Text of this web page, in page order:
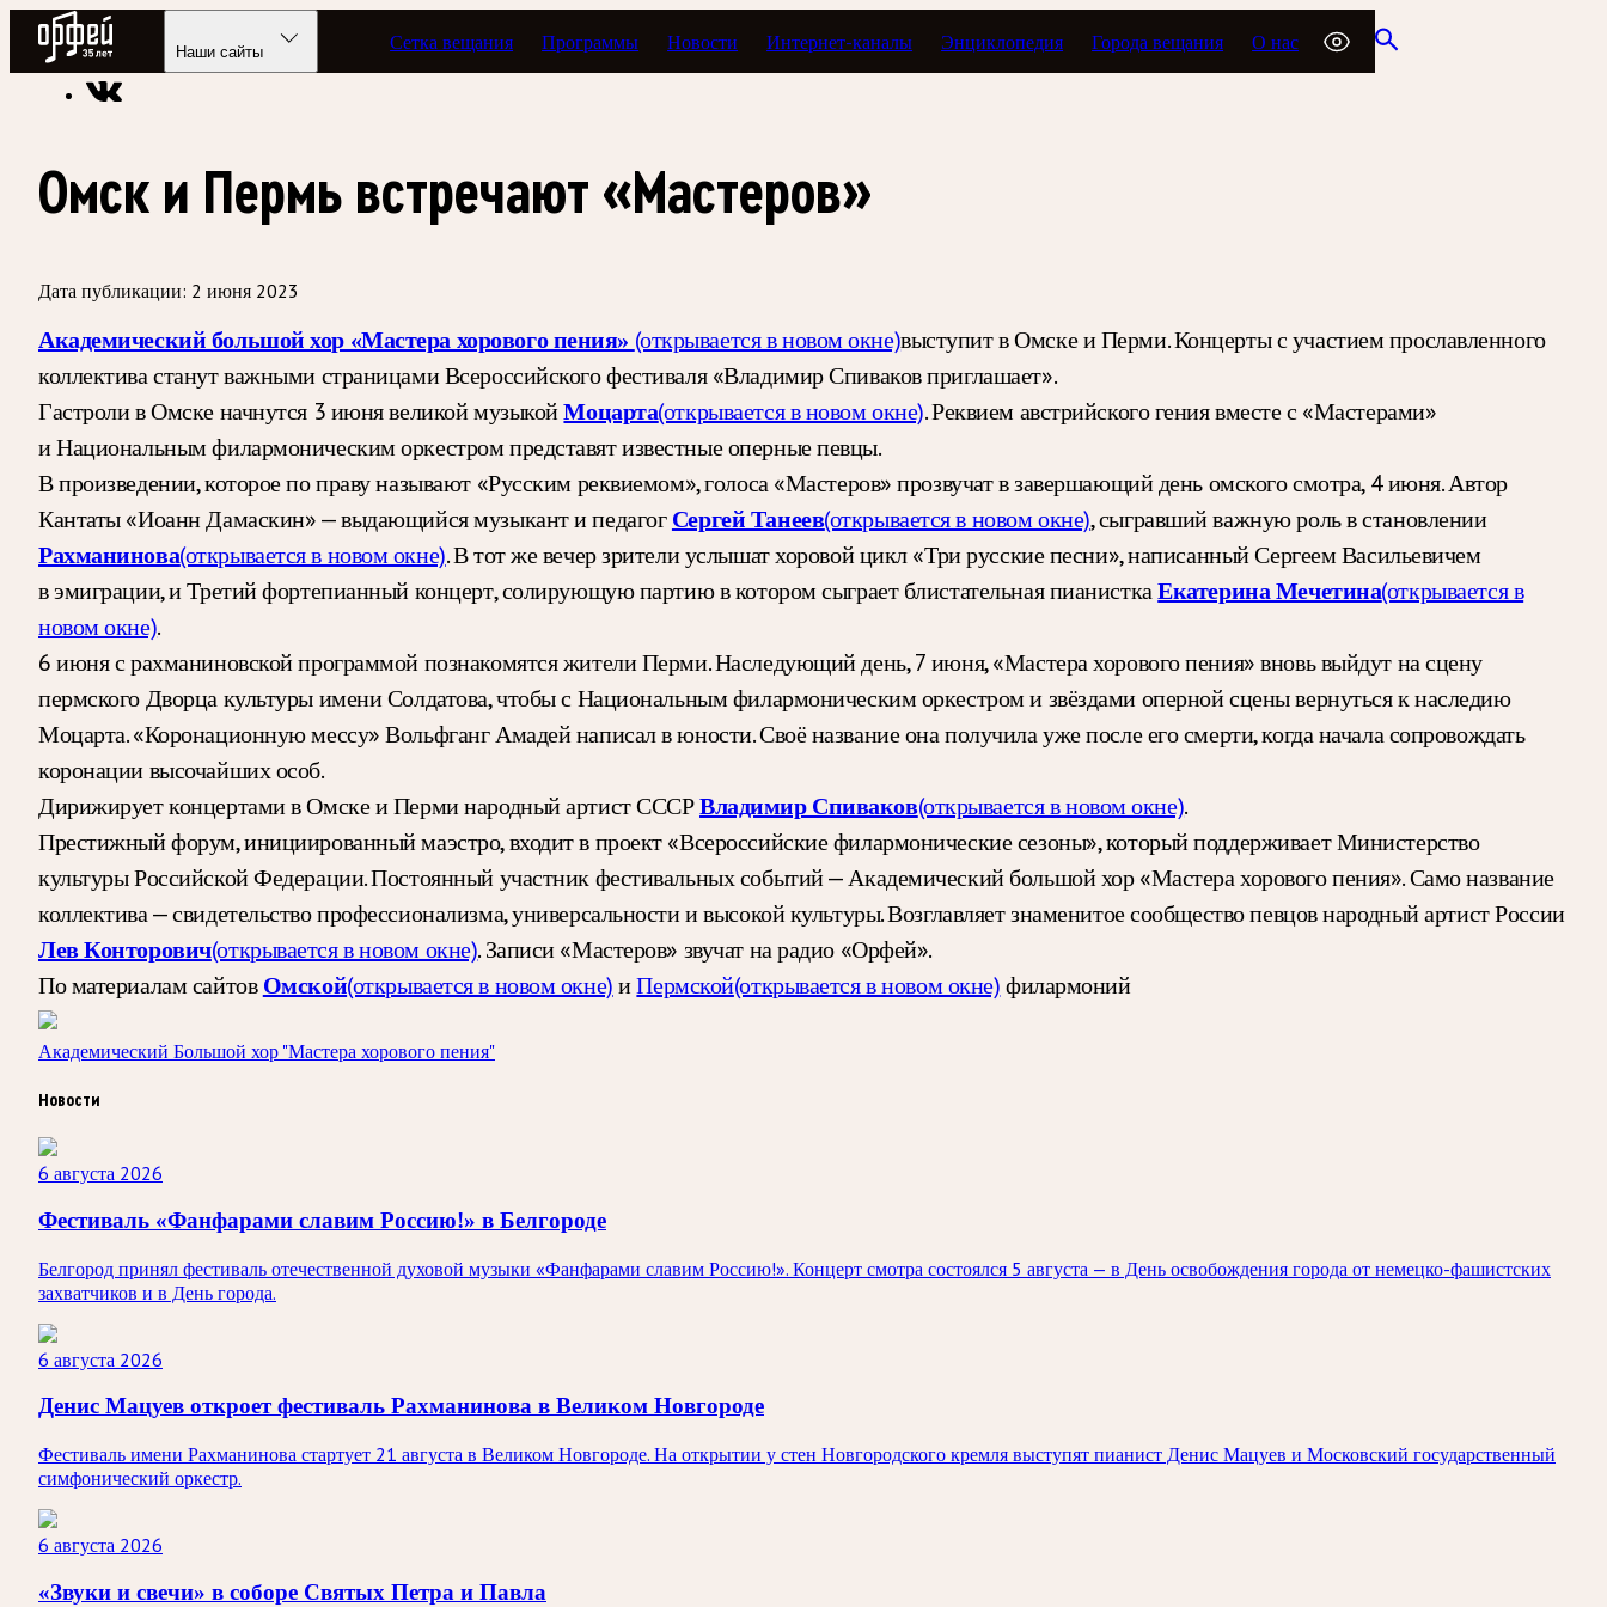
Радио Орфей
Наши сайты Сетка вещания Программы Новости Интернет-каналы Энциклопедия Города вещания О нас
Радио классической музыки «Орфей» Новости
Омск и Пермь встречают «Мастеров»
Дата публикации: 2 июня 2023
Академический большой хор «Мастера хорового пения» (открывается в новом окне)выступит в Омске и Перми. Концерты с участием прославленного
коллектива станут важными страницами Всероссийского фестиваля «Владимир Спиваков приглашает».
Гастроли в Омске начнутся 3 июня великой музыкойМоцарта(открывается в новом окне). Реквием австрийского гения вместе с «Мастерами»
и Национальным филармоническим оркестром представят известные оперные певцы.
В произведении, которое по праву называют «Русским реквиемом», голоса «Мастеров» прозвучат в завершающий день омского смотра, 4 июня. Автор
Кантаты «Иоанн Дамаскин» — выдающийся музыкант и педагог Сергей Танеев(открывается в новом окне), сыгравший важную роль в становлении
Рахманинова(открывается в новом окне). В тот же вечер зрители услышат хоровой цикл «Три русские песни», написанный Сергеем Васильевичем
в эмиграции, и Третий фортепианный концерт, солирующую партию в котором сыграет блистательная пианисткаЕкатерина Мечетина(открывается в
новом окне).
6 июня с рахманиновской программой познакомятся жители Перми. Наследующий день, 7 июня, «Мастера хорового пения» вновь выйдут на сцену
пермского Дворца культуры имени Солдатова, чтобы с Национальным филармоническим оркестром и звёздами оперной сцены вернуться к наследию
Моцарта. «Коронационную мессу» Вольфганг Амадей написал в юности. Своё название она получила уже после его смерти, когда начала сопровождать
коронации высочайших особ.
Дирижирует концертами в Омске и Перми народный артист СССРВладимир Спиваков(открывается в новом окне).
Престижный форум, инициированный маэстро, входит в проект «Всероссийские филармонические сезоны», который поддерживает Министерство
культуры Российской Федерации. Постоянный участник фестивальных событий — Академический большой хор «Мастера хорового пения». Само название
коллектива — свидетельство профессионализма, универсальности и высокой культуры. Возглавляет знаменитое сообщество певцов народный артист России
Лев Конторович(открывается в новом окне). Записи «Мастеров» звучат на радио «Орфей».
По материалам сайтов Омской(открывается в новом окне)иПермской(открывается в новом окне)филармоний
Академический Большой хор "Мастера хорового пения"
Новости
6 августа 2026
Фестиваль «Фанфарами славим Россию!» в Белгороде
Белгород принял фестиваль отечественной духовой музыки «Фанфарами славим Россию!». Концерт смотра состоялся 5 августа — в День освобождения города от немецко-фашистских
захватчиков и в День города.
6 августа 2026
Денис Мацуев откроет фестиваль Рахманинова в Великом Новгороде
Фестиваль имени Рахманинова стартует 21 августа в Великом Новгороде. На открытии у стен Новгородского кремля выступят пианист Денис Мацуев и Московский государственный
симфонический оркестр.
6 августа 2026
«Звуки и свечи» в соборе Святых Петра и Павла